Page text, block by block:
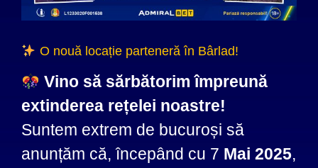
O nouă locație parteneră în Bârlad!
Vino să sărbătorim împreună
extinderea rețelei noastre!
Suntem extrem de bucuroși să
anunțăm că, începând cu 7 Mai 2025,